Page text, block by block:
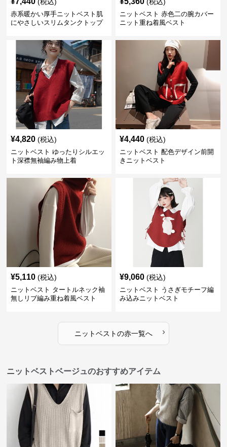
赤系暖かい厚手ニットベスト肌
にやさしいスリムタンクトップ
ニットベスト 赤色二の腕カバー
ニット重ね着風ベスト
¥4,820 (税込)
ニットベスト ゆったりシルエッ
ト深襟無袖編み物上着
¥4,440 (税込)
ニットベスト 配色デザイン前開
きニットベスト
¥5,110 (税込)
ニットベスト タートルネック袖
無しリブ編み重ね着風ベスト
¥9,060 (税込)
ニットベスト うさぎモチーフ編
み込みニットベスト
ニットベストの赤一覧へ ›
ニットベストベージュのおすすめアイテム